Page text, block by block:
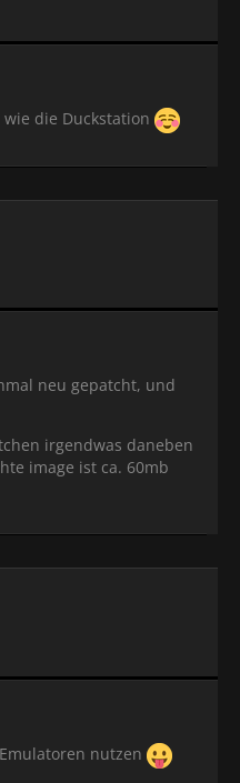
die Duckstation
neu gepatcht, und
irgendwas daneben
image ist ca. 60mb
nutzen